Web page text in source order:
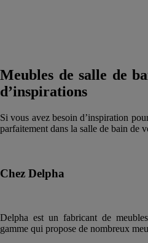
Meubles de salle de
d’inspirations
Si vous avez besoin d’inspiration
parfaitement dans la salle de bain de
Chez Delpha
Delpha est un fabricant de
gamme qui propose de nombreux